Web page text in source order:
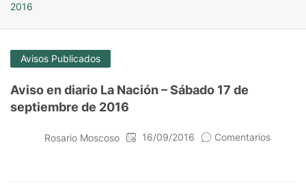
2016
Avisos Publicados
Aviso en diario La Nación – Sábado 17 de
septiembre de 2016
Rosario Moscoso 16/09/2016 Comentarios